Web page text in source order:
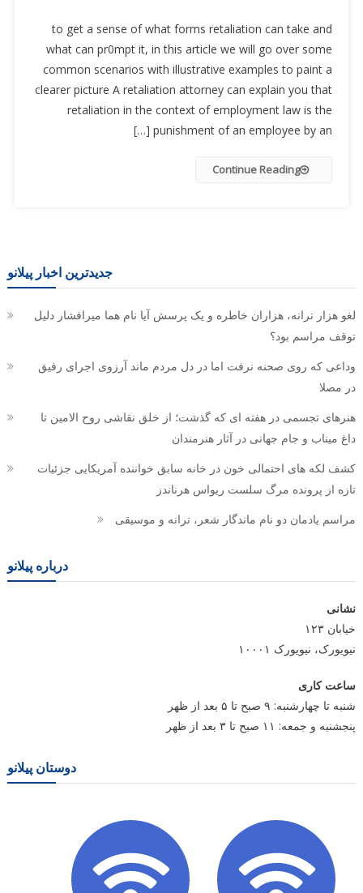
to get a sense of what forms retaliation can take and
what can pr0mpt it, in this article we will go over some
common scenarios with illustrative examples to paint a
clearer picture A retaliation attorney can explain you that
retaliation in the context of employment law is the
punishment of an employee by an […]
Continue Reading
جدیدترین اخبار پیلانو
لغو هزار ترانه، هزاران خاطره و یک پرسش آیا نام هما میرافشار دلیل
توقف مراسم بود؟
وداعی که روی صحنه نرفت اما در دل مردم ماند آرزوی اجرای رفیق
در مصلا
هنرهای تجسمی در هفته ای که گذشت؛ از خلق نقاشی روح الامین تا
داغ میناب و جام جهانی در آثار هنرمندان
کشف لکه های احتمالی خون در خانه سابق خواننده آمریکایی جزئیات
تازه از پرونده مرگ سلست ریواس هرناندز
مراسم یادمان دو نام ماندگار شعر، ترانه و موسیقی
درباره پیلانو
نشانی
خیابان ۱۲۳
نیویورک، نیویورک ۱۰۰۰۱
ساعت کاری
شنبه تا چهارشنبه: ۹ صبح تا ۵ بعد از ظهر
پنجشنبه و جمعه: ۱۱ صبح تا ۳ بعد از ظهر
دوستان پیلانو